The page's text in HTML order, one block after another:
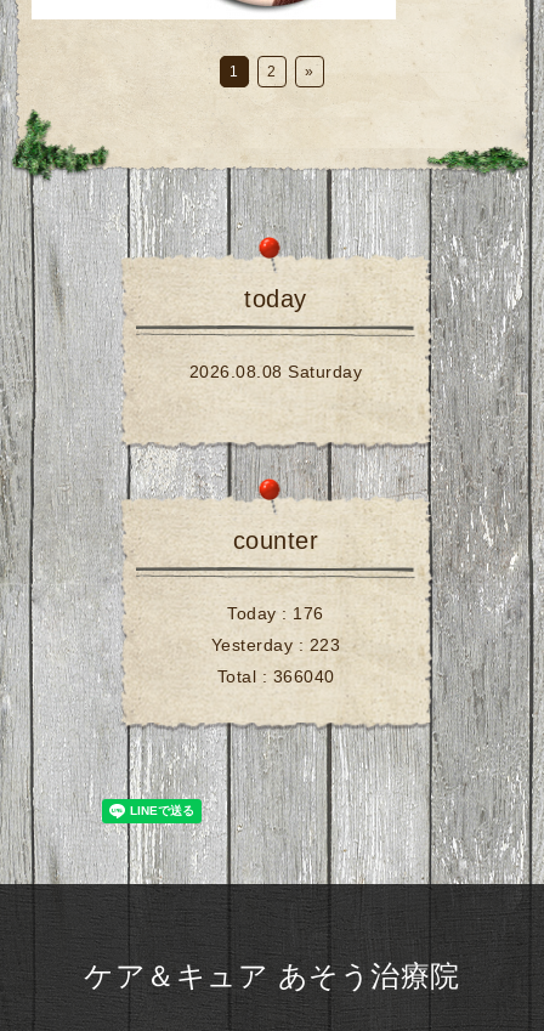
1 2 »
today
2026.08.08 Saturday
counter
Today : 176
Yesterday : 223
Total : 366040
ケア＆キュア あそう治療院